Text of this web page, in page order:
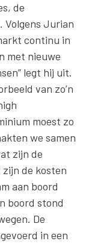
de
Jurian
continu in
met nieuwe
legt hij uit.
van zo’n
moest zo
we samen
zijn de
de kosten
aan boord
boord stond
De
in een